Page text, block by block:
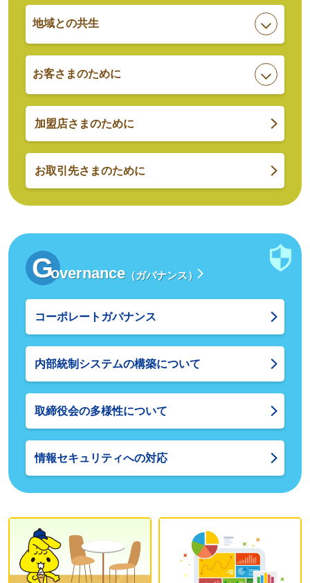
地域との共生
お客さまのために
加盟店さまのために
お取引先さまのために
Governance（ガバナンス）
コーポレートガバナンス
内部統制システムの構築について
取締役会の多様性について
情報セキュリティへの対応